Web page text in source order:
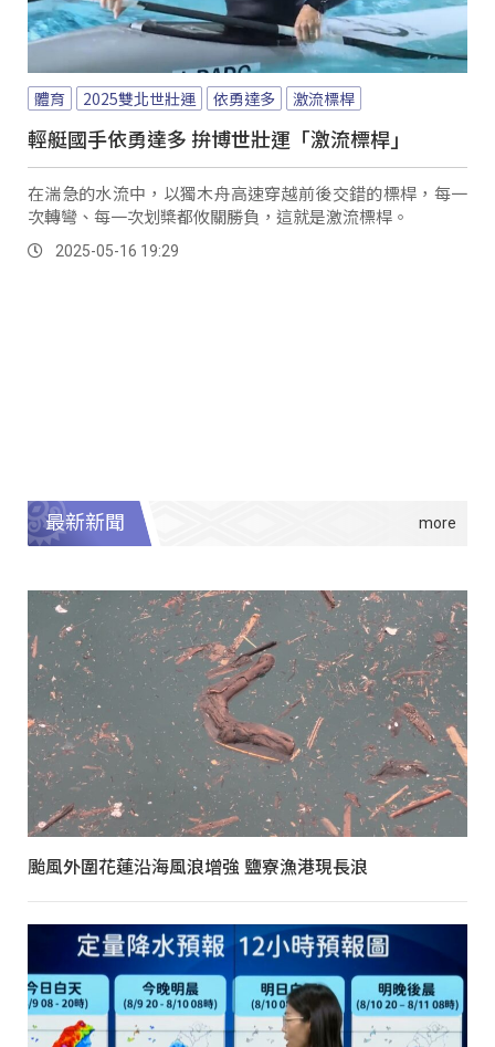
體育 2025雙北世壯運 依勇達多 激流標桿
輕艇國手依勇達多 拚博世壯運「激流標桿」
在湍急的水流中，以獨木舟高速穿越前後交錯的標桿，每一
次轉彎、每一次划槳都攸關勝負，這就是激流標桿。
2025-05-16 19:29
最新新聞
颱風外圍花蓮沿海風浪增強 鹽寮漁港現長浪